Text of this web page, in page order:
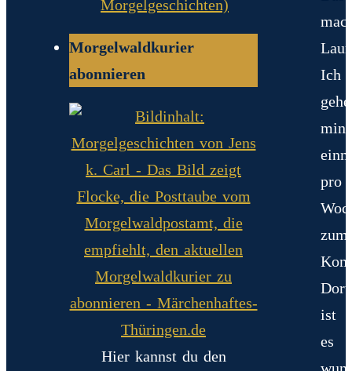
Ich
gehe
pro
zum
Dort
ist
es
Morgelgeschichten)
Morgelwaldkurier
abonnieren
Hier kannst du den